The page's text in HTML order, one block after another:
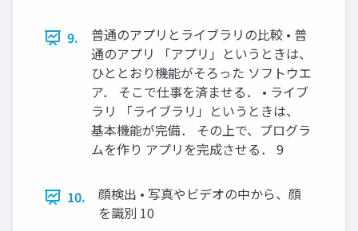
9.
普通のアプリとライブラリの比較 • 普
通のアプリ 「アプリ」というときは、
ひととおり機能がそろった ソフトウエ
ア． そこで仕事を済ませる． • ライブ
ラリ 「ライブラリ」というときは、
基本機能が完備． その上で、プログラ
ムを作り アプリを完成させる． 9
10.
顔検出 • 写真やビデオの中から、顔
を識別 10